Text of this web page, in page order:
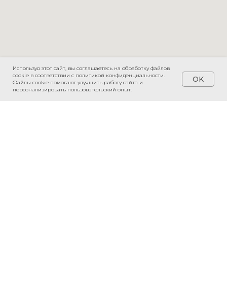
Используя этот сайт, вы соглашаетесь на обработку файлов
cookie в соответствии с политикой конфиденциальности.
Файлы cookie помогают улучшить работу сайта и
персонализировать пользовательский опыт.
OK